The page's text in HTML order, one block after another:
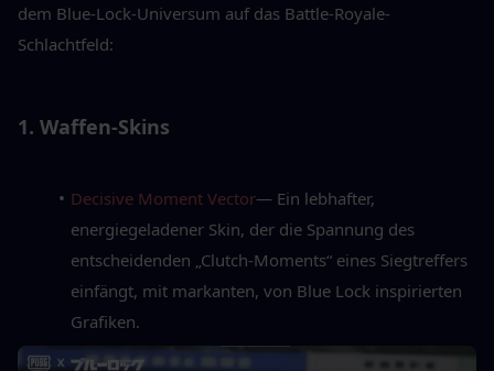
dem Blue-Lock-Universum auf das Battle-Royale-
Schlachtfeld:
1. Waffen-Skins
Decisive Moment Vector— Ein lebhafter,
energiegeladener Skin, der die Spannung des
entscheidenden „Clutch-Moments“ eines Siegtreffers
einfängt, mit markanten, von Blue Lock inspirierten
Grafiken.